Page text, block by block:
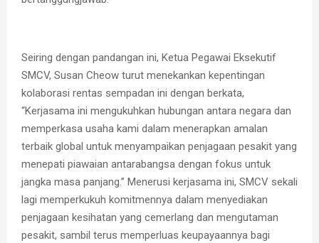
Seiring dengan pandangan ini, Ketua Pegawai Eksekutif
SMCV, Susan Cheow turut menekankan kepentingan
kolaborasi rentas sempadan ini dengan berkata,
“Kerjasama ini mengukuhkan hubungan antara negara dan
memperkasa usaha kami dalam menerapkan amalan
terbaik global untuk menyampaikan penjagaan pesakit yang
menepati piawaian antarabangsa dengan fokus untuk
jangka masa panjang.” Menerusi kerjasama ini, SMCV sekali
lagi memperkukuh komitmennya dalam menyediakan
penjagaan kesihatan yang cemerlang dan mengutaman
pesakit, sambil terus memperluas keupayaannya bagi